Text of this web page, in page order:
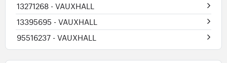
13271268 - VAUXHALL
13395695 - VAUXHALL
95516237 - VAUXHALL